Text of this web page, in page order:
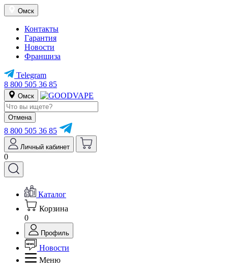
Омск
Контакты
Гарантия
Новости
Франшиза
Telegram
8 800 505 36 85
Омск
Отмена
8 800 505 36 85
Личный кабинет
0
Каталог
Корзина
0
Профиль
Новости
Меню